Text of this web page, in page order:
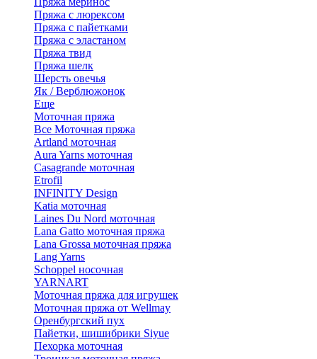
Пряжа с люрексом
Пряжа с пайетками
Пряжа с эластаном
Пряжа твид
Пряжа шелк
Шерсть овечья
Як / Верблюжонок
Еще
Моточная пряжа
Все Моточная пряжа
Artland моточная
Aura Yarns моточная
Casagrande моточная
Etrofil
INFINITY Design
Katia моточная
Laines Du Nord моточная
Lana Gatto моточная пряжа
Lana Grossa моточная пряжа
Lang Yarns
Schoppel носочная
YARNART
Моточная пряжа для игрушек
Моточная пряжа от Wellmay
Оренбургский пух
Пайетки, шишибрики Siyue
Пехорка моточная